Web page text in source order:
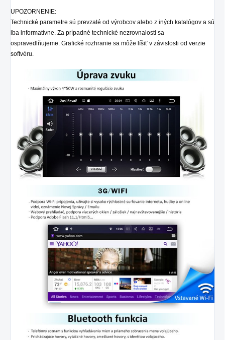
UPOZORNENIE:
Technické parametre sú prevzaté od výrobcov alebo z iných katalógov a sú
iba informatívne. Za prípadné technické nezrovnalosti sa
ospravedlňujeme. Grafické rozhranie sa môže líšiť v závislosti od verzie
softvéru.